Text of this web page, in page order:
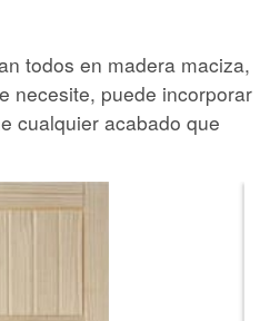
todos en madera maciza,
necesite, puede incorporar
cualquier acabado que